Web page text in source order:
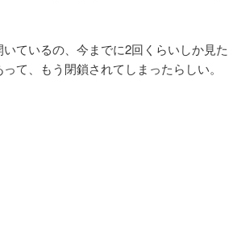
ているの、今までに2回くらいしか見た
て、もう閉鎖されてしまったらしい。